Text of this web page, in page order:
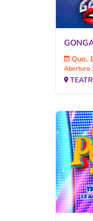
Qua,
Abertura
TEATRO